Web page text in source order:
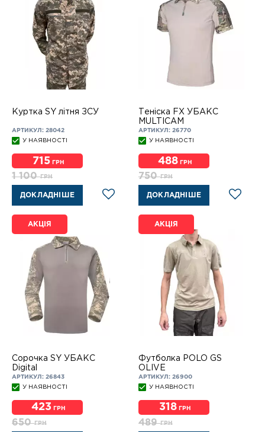
Куртка SY літня ЗСУ
АРТИКУЛ: 28042
У НАЯВНОСТІ
715 ГРН
1 100ГРН
ДОКЛАДНІШЕ
Теніска FX УБАКС
MULTICAM
АРТИКУЛ: 26770
У НАЯВНОСТІ
488 ГРН
750ГРН
ДОКЛАДНІШЕ
АКЦІЯ
Сорочка SY УБАКС
Digital
АРТИКУЛ: 26843
У НАЯВНОСТІ
423 ГРН
650ГРН
АКЦІЯ
Футболка POLO GS
OLIVE
АРТИКУЛ: 26900
У НАЯВНОСТІ
318 ГРН
489ГРН